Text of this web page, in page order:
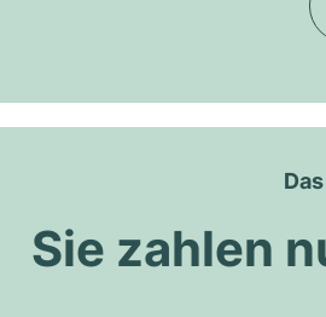
Sie zahlen